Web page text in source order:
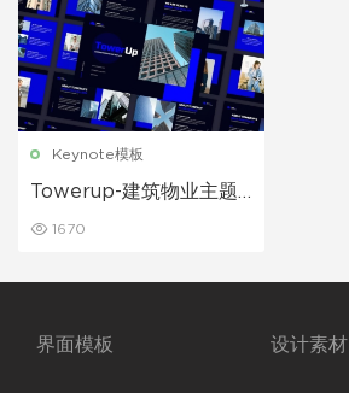
Keynote模板
Towerup-建筑物业主题
1670
界面模板 设计素材